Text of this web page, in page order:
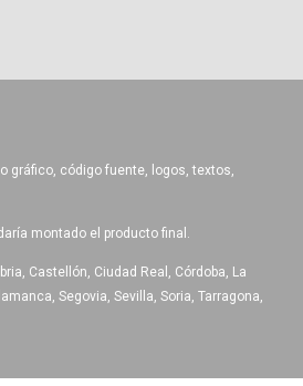
gráfico, código fuente, logos, textos,
montado el producto final.
Castellón, Ciudad Real, Córdoba, La
Segovia, Sevilla, Soria, Tarragona,